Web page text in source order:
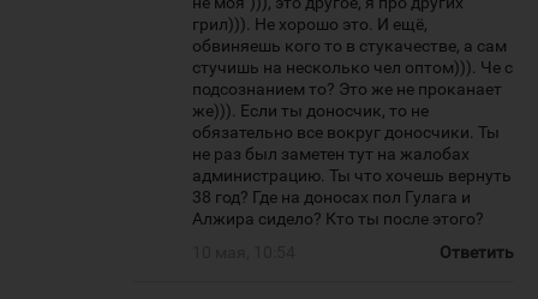
грил))). Не хорошо это. И ещё,
обвиняешь кого то в стукачестве, а сам
стучишь на несколько чел оптом))). Че с
подсознанием то? Это же не проканает
же))). Если ты доносчик, то не
обязательно все вокруг доносчики. Ты
не раз был заметен тут на жалобах
администрацию. Ты что хочешь вернуть
38 год? Где на доносах пол Гулага и
Алжира сидело? Кто ты после этого?
Ответить